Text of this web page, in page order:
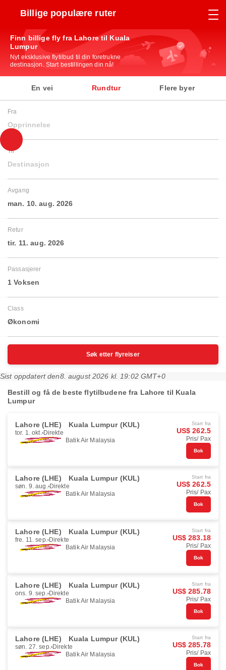
Billige populære ruter
Finn billige fly fra Lahore til Kuala
Lumpur
Nyt eksklusive flytilbud til din foretrukne
destinasjon. Start bestillingen din nå!
En vei Rundtur Flere byer
Fra
Opprinnelse
Til
Destinasjon
Avgang
man. 10. aug. 2026
Retur
tir. 11. aug. 2026
Passasjerer
1 Voksen
Class
Økonomi
Søk etter flyreiser
Sist oppdatert den8. august 2026 kl. 19:02 GMT+0
Bestill og få de beste flytilbudene fra Lahore til Kuala
Lumpur
Lahore (LHE) Kuala Lumpur (KUL)
tor. 1. okt. Direkte
Batik Air Malaysia
Start fra
US$ 262.5
Pris/ Pax
Bok
Lahore (LHE) Kuala Lumpur (KUL)
søn. 9. aug. Direkte
Batik Air Malaysia
Start fra
US$ 262.5
Pris/ Pax
Bok
Lahore (LHE) Kuala Lumpur (KUL)
fre. 11. sep. Direkte
Batik Air Malaysia
Start fra
US$ 283.18
Pris/ Pax
Bok
Lahore (LHE) Kuala Lumpur (KUL)
ons. 9. sep. Direkte
Batik Air Malaysia
Start fra
US$ 285.78
Pris/ Pax
Bok
Lahore (LHE) Kuala Lumpur (KUL)
søn. 27. sep. Direkte
Batik Air Malaysia
Start fra
US$ 285.78
Pris/ Pax
Bok